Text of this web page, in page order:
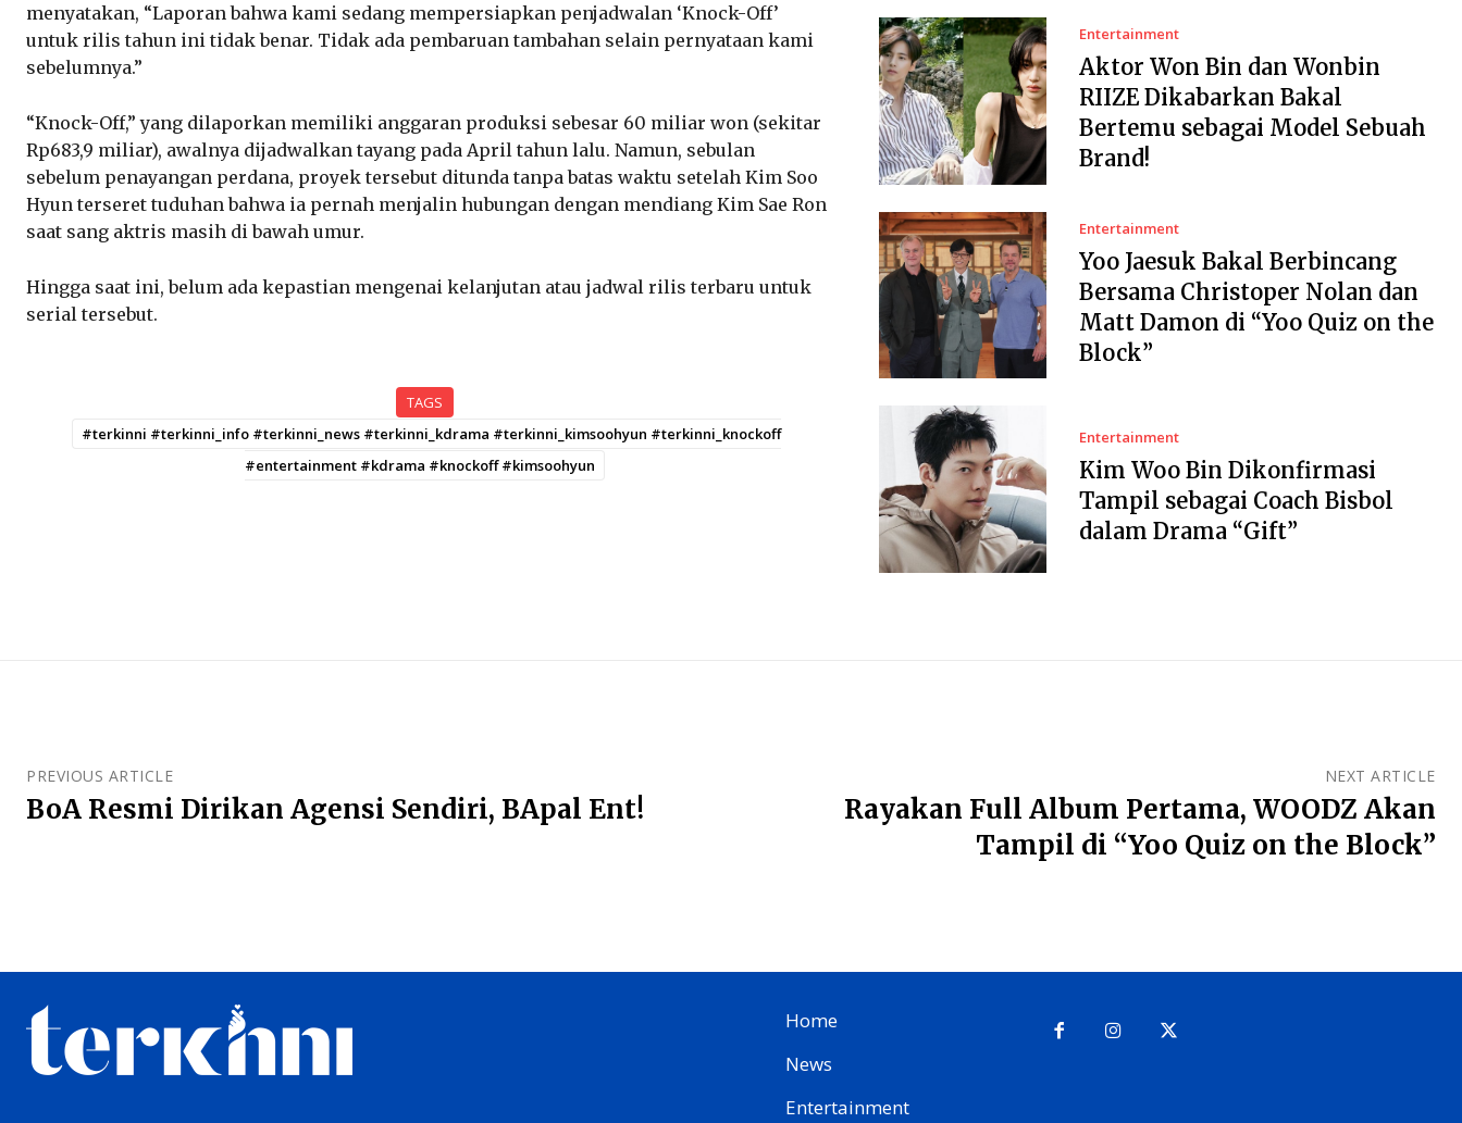
menyatakan, “Laporan bahwa kami sedang mempersiapkan penjadwalan ‘Knock-Off’
untuk rilis tahun ini tidak benar. Tidak ada pembaruan tambahan selain pernyataan kami
sebelumnya.”
“Knock-Off,” yang dilaporkan memiliki anggaran produksi sebesar 60 miliar won (sekitar
Rp683,9 miliar), awalnya dijadwalkan tayang pada April tahun lalu. Namun, sebulan
sebelum penayangan perdana, proyek tersebut ditunda tanpa batas waktu setelah Kim Soo
Hyun terseret tuduhan bahwa ia pernah menjalin hubungan dengan mendiang Kim Sae Ron
saat sang aktris masih di bawah umur.
Hingga saat ini, belum ada kepastian mengenai kelanjutan atau jadwal rilis terbaru untuk
serial tersebut.
TAGS
#terkinni #terkinni_info #terkinni_news #terkinni_kdrama #terkinni_kimsoohyun #terkinni_knockoff
#entertainment #kdrama #knockoff #kimsoohyun
Entertainment
Aktor Won Bin dan Wonbin
RIIZE Dikabarkan Bakal
Bertemu sebagai Model Sebuah
Brand!
Entertainment
Yoo Jaesuk Bakal Berbincang
Bersama Christoper Nolan dan
Matt Damon di “Yoo Quiz on the
Block”
Entertainment
Kim Woo Bin Dikonfirmasi
Tampil sebagai Coach Bisbol
dalam Drama “Gift”
PREVIOUS ARTICLE
BoA Resmi Dirikan Agensi Sendiri, BApal Ent!
NEXT ARTICLE
Rayakan Full Album Pertama, WOODZ Akan
Tampil di “Yoo Quiz on the Block”
Home
News
Entertainment